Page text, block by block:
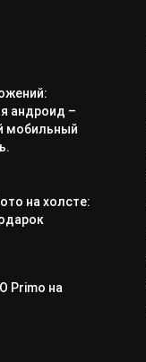
андроид –
мобильный
на холсте:
Primo на